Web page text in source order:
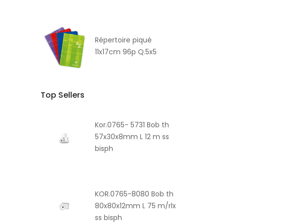
Répertoire piqué
11x17cm 96p Q.5x5
Top Sellers
Kor.0765- 5731 Bob th
57x30x8mm L 12 m ss
bisph
KOR.0765-8080 Bob th
80x80x12mm L 75 m/rlx
ss bisph